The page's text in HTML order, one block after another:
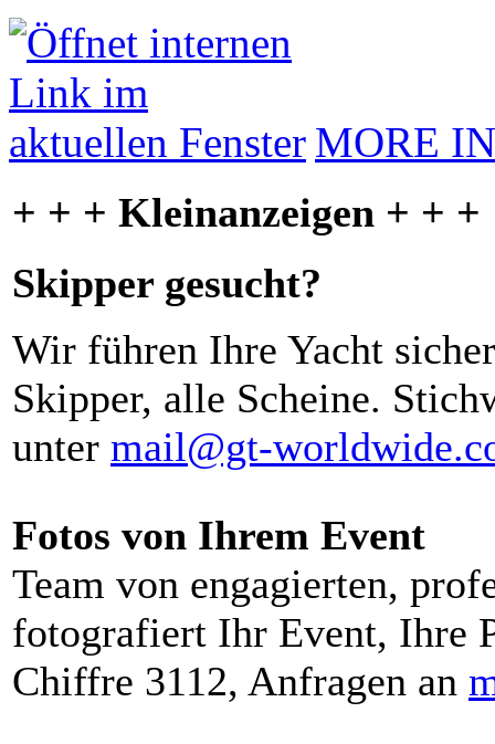
MORE
+ + + Kleinanzeigen + + +
Skipper gesucht?
Wir führen Ihre Yacht
Skipper, alle Scheine.
unter mail@gt-
Fotos von Ihrem Event
Team von engagierten,
fotografiert Ihr Event, Ihre
Chiffre 3112, Anfragen an